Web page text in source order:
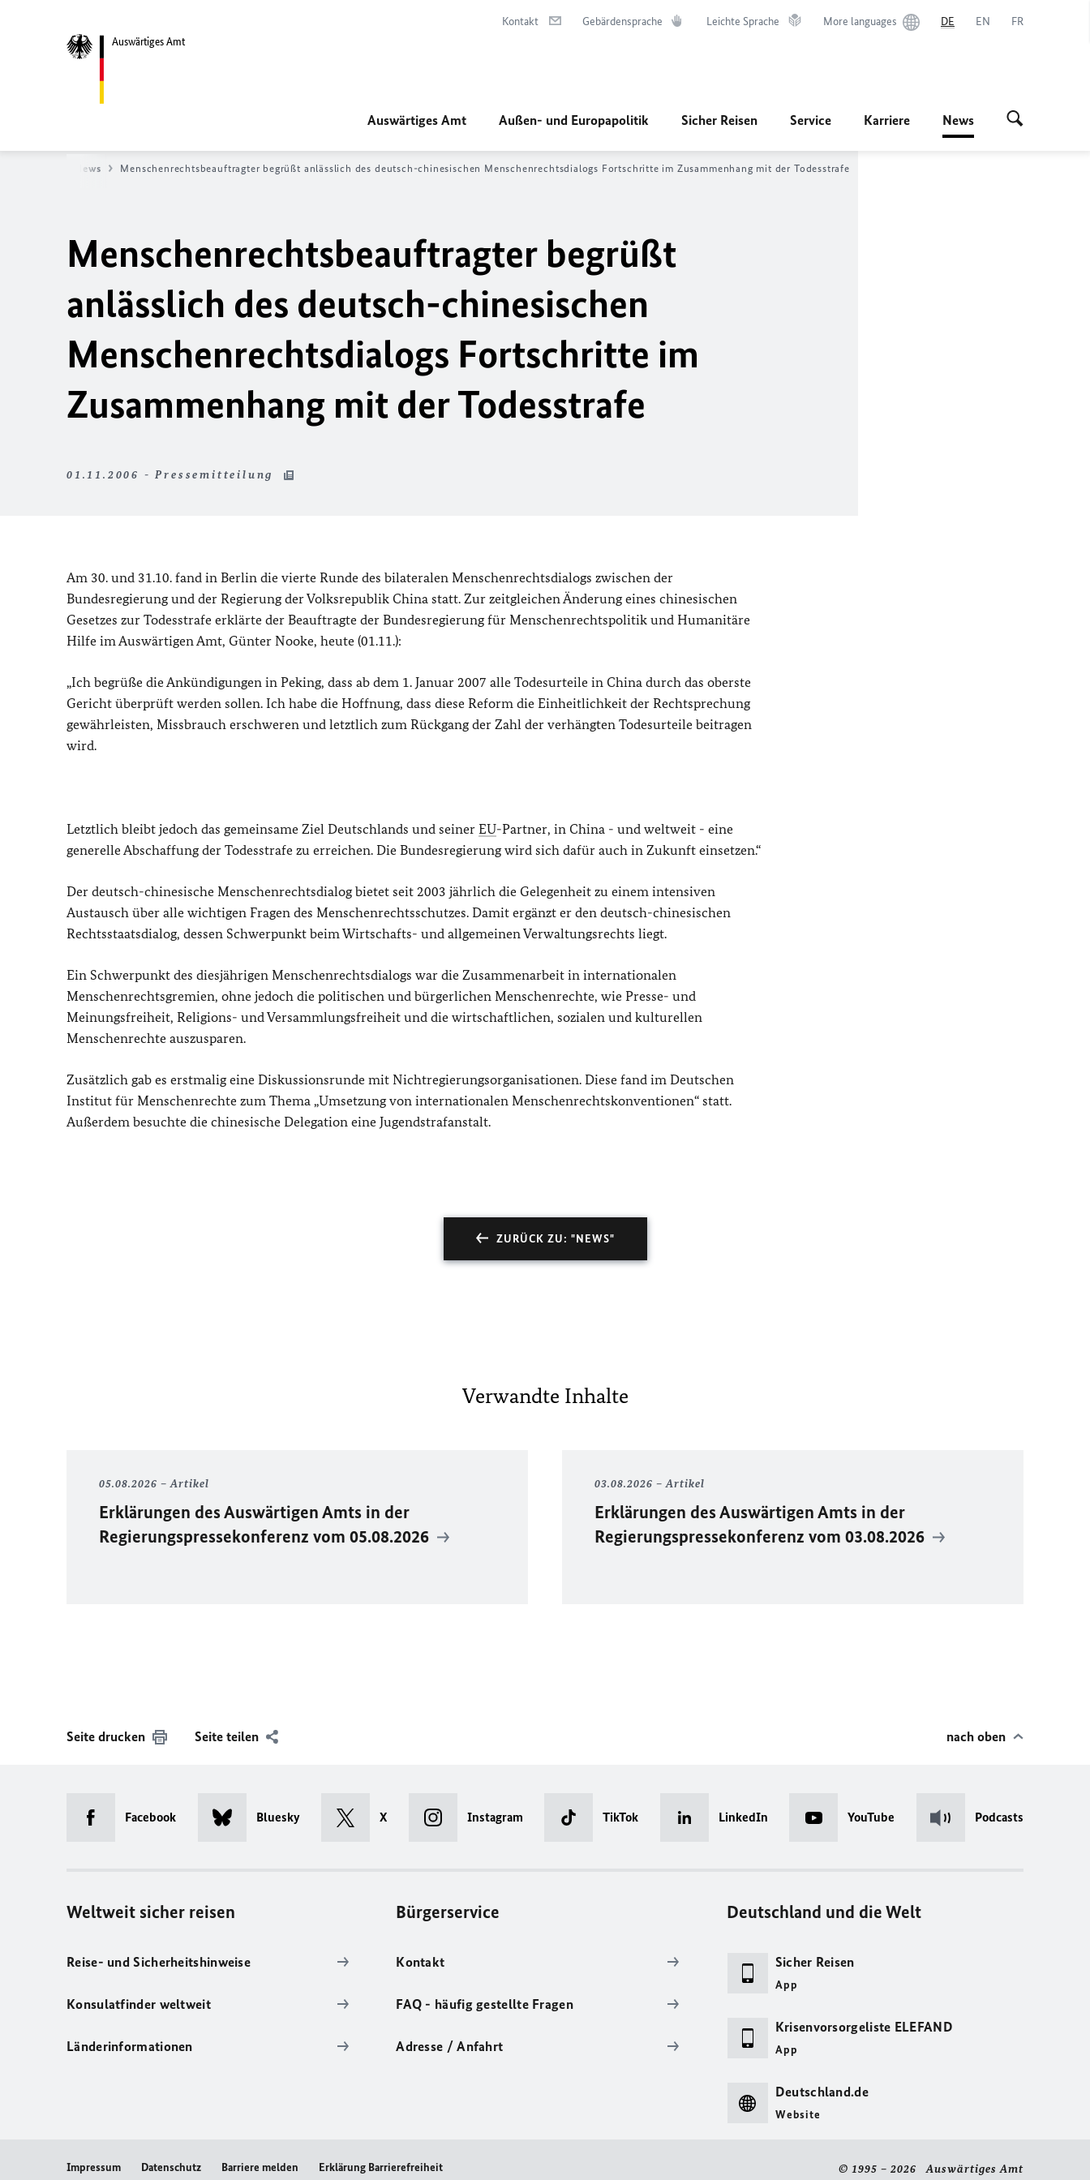
Auswärtiges Amt
Kontakt Gebärdensprache Leichte Sprache More languages DE EN FR
Auswärtiges Amt Außen- und Europapolitik Sicher Reisen Service Karriere News
News Menschenrechtsbeauftragter begrüßt anlässlich des deutsch-chinesischen Menschenrechtsdialogs Fortschritte im Zusammenhang mit der Todesstrafe
Menschenrechtsbeauftragter begrüßt
anlässlich des deutsch-chinesischen
Menschenrechtsdialogs Fortschritte im
Zusammenhang mit der Todesstrafe
01.11.2006 - Pressemitteilung
Am 30. und 31.10. fand in Berlin die vierte Runde des bilateralen Menschenrechtsdialogs zwischen der
Bundesregierung und der Regierung der Volksrepublik China statt. Zur zeitgleichen Änderung eines chinesischen
Gesetzes zur Todesstrafe erklärte der Beauftragte der Bundesregierung für Menschenrechtspolitik und Humanitäre
Hilfe im Auswärtigen Amt, Günter Nooke, heute (01.11.):
„Ich begrüße die Ankündigungen in Peking, dass ab dem 1. Januar 2007 alle Todesurteile in China durch das oberste
Gericht überprüft werden sollen. Ich habe die Hoffnung, dass diese Reform die Einheitlichkeit der Rechtsprechung
gewährleisten, Missbrauch erschweren und letztlich zum Rückgang der Zahl der verhängten Todesurteile beitragen
wird.
Letztlich bleibt jedoch das gemeinsame Ziel Deutschlands und seiner EU-Partner, in China - und weltweit - eine
generelle Abschaffung der Todesstrafe zu erreichen. Die Bundesregierung wird sich dafür auch in Zukunft einsetzen.“
Der deutsch-chinesische Menschenrechtsdialog bietet seit 2003 jährlich die Gelegenheit zu einem intensiven
Austausch über alle wichtigen Fragen des Menschenrechtsschutzes. Damit ergänzt er den deutsch-chinesischen
Rechtsstaatsdialog, dessen Schwerpunkt beim Wirtschafts- und allgemeinen Verwaltungsrechts liegt.
Ein Schwerpunkt des diesjährigen Menschenrechtsdialogs war die Zusammenarbeit in internationalen
Menschenrechtsgremien, ohne jedoch die politischen und bürgerlichen Menschenrechte, wie Presse- und
Meinungsfreiheit, Religions- und Versammlungsfreiheit und die wirtschaftlichen, sozialen und kulturellen
Menschenrechte auszusparen.
Zusätzlich gab es erstmalig eine Diskussionsrunde mit Nichtregierungsorganisationen. Diese fand im Deutschen
Institut für Menschenrechte zum Thema „Umsetzung von internationalen Menschenrechtskonventionen“ statt.
Außerdem besuchte die chinesische Delegation eine Jugendstrafanstalt.
ZURÜCK ZU: "NEWS"
Verwandte Inhalte
05.08.2026 Artikel
Erklärungen des Auswärtigen Amts in der
Regierungspressekonferenz vom 05.08.2026
03.08.2026 Artikel
Erklärungen des Auswärtigen Amts in der
Regierungspressekonferenz vom 03.08.2026
Seite drucken Seite teilen nach oben
Facebook Bluesky X Instagram TikTok LinkedIn YouTube Podcasts
Weltweit sicher reisen
Reise- und Sicherheitshinweise
Konsulatfinder weltweit
Länderinformationen
Bürgerservice
Kontakt
FAQ - häufig gestellte Fragen
Adresse / Anfahrt
Deutschland und die Welt
Sicher Reisen
App
Krisenvorsorgeliste ELEFAND
App
Deutschland.de
Website
Impressum Datenschutz Barriere melden Erklärung Barrierefreiheit © 1995 – 2026 Auswärtiges Amt